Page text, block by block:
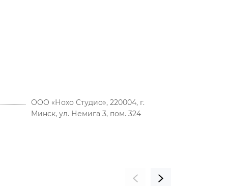
ООО «Нохо Студио», 220004, г.
Минск, ул. Немига 3, пом. 324